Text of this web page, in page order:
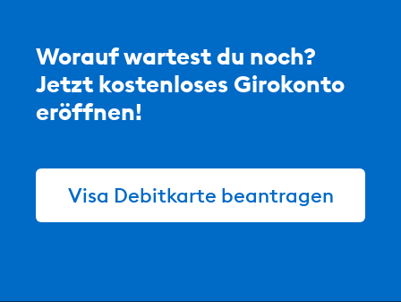
Worauf wartest du noch?
Jetzt kostenloses Girokonto
eröffnen!
Visa Debitkarte beantragen